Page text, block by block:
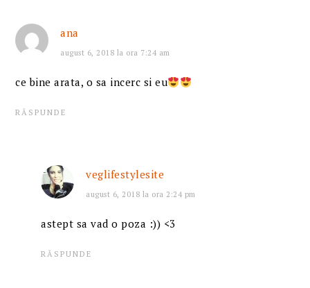
ana
august 6, 2018 la ora 7:24 am
ce bine arata, o sa incerc si eu
RĂSPUNDE
veglifestylesite
august 6, 2018 la ora 2:24 pm
astept sa vad o poza :)) <3
RĂSPUNDE